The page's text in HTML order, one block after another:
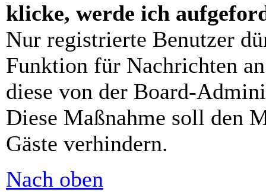
klicke, werde ich
Nur registrierte Benutzer
Funktion für Nachrichten
diese von der Board-
Diese Maßnahme soll den
Gäste verhindern.
Nach oben